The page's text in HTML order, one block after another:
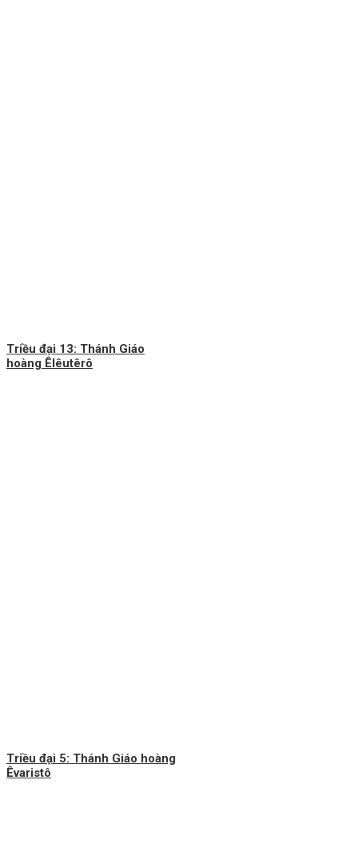
Triều đại 13: Thánh Giáo
hoàng Êlêutêrô
Triều đại 5: Thánh Giáo hoàng
Êvaristô